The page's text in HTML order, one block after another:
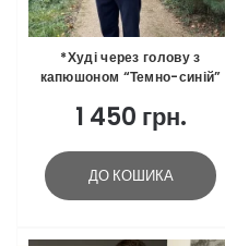
*Худі через голову з
капюшоном “Темно-синій”
1 450 грн.
ДО КОШИКА